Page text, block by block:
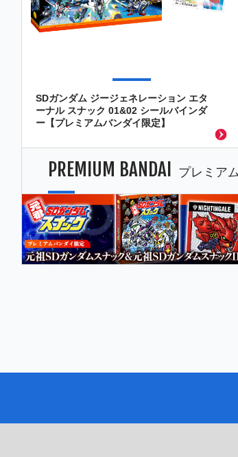
SDガンダム ジージェネレーション エタ
ーナル スナック 01&02 シールバインダ
ー【プレミアムバンダイ限定】
PREMIUM BANDAI プレミア